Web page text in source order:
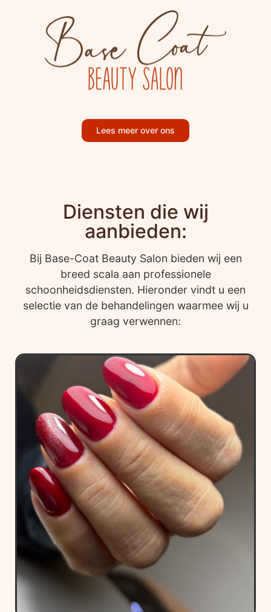
Lees meer over ons
Diensten die wij
aanbieden:
Bij Base-Coat Beauty Salon bieden wij een
breed scala aan professionele
schoonheidsdiensten. Hieronder vindt u een
selectie van de behandelingen waarmee wij u
graag verwennen: